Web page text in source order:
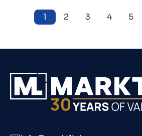
1 2 3 4 5